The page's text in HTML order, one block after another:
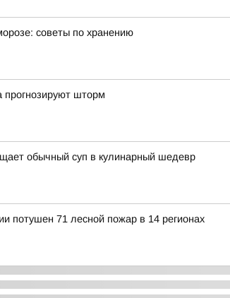
советы по хранению
прогнозируют шторм
обычный суп в кулинарный шедевр
потушен 71 лесной пожар в 14 регионах